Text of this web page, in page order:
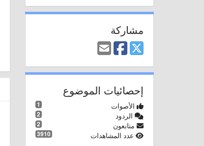
مشاركة
إحصائيات الموضوع
1 الأصوات
2 الردود
2 متابعون
3910 عدد المشاهدات